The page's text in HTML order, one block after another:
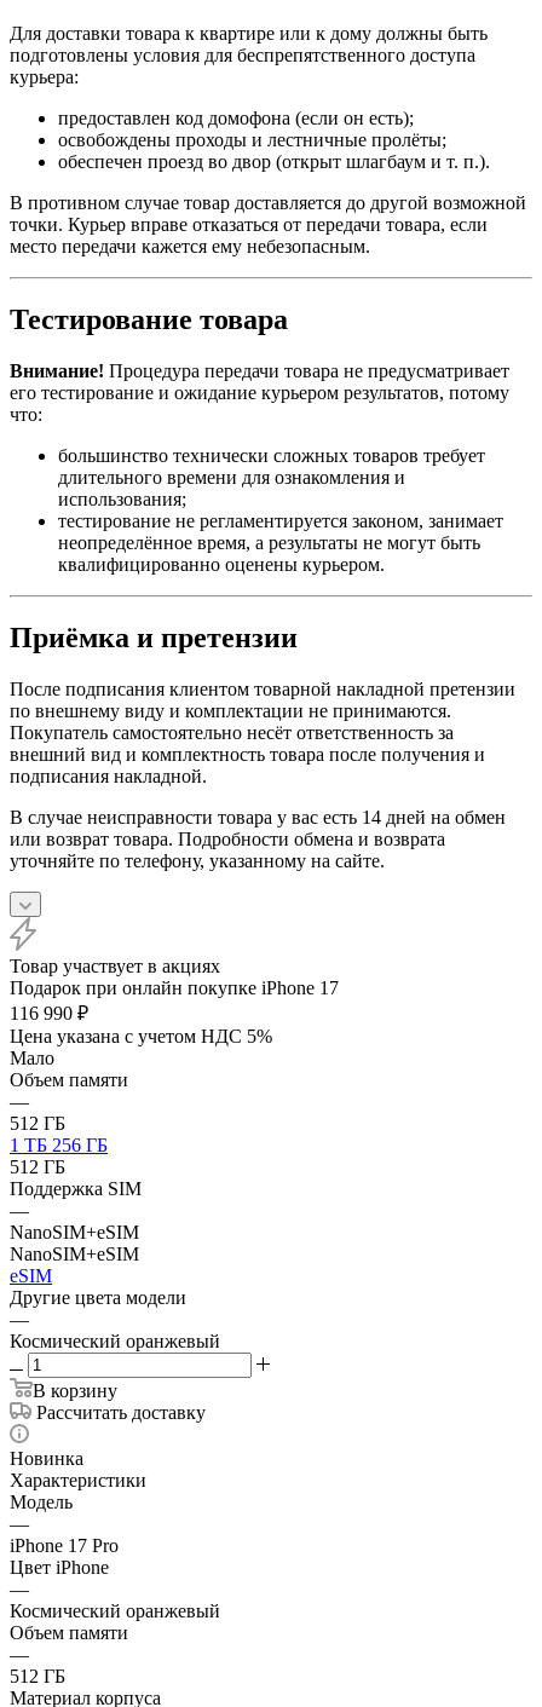
Для доставки товара к квартире или к дому должны быть
подготовлены условия для беспрепятственного доступа
курьера:
предоставлен код домофона (если он есть);
освобождены проходы и лестничные пролёты;
обеспечен проезд во двор (открыт шлагбаум и т. п.).
В противном случае товар доставляется до другой возможной
точки. Курьер вправе отказаться от передачи товара, если
место передачи кажется ему небезопасным.
Тестирование товара
Внимание! Процедура передачи товара не предусматривает
его тестирование и ожидание курьером результатов, потому
что:
большинство технически сложных товаров требует
длительного времени для ознакомления и
использования;
тестирование не регламентируется законом, занимает
неопределённое время, а результаты не могут быть
квалифицированно оценены курьером.
Приёмка и претензии
После подписания клиентом товарной накладной претензии
по внешнему виду и комплектации не принимаются.
Покупатель самостоятельно несёт ответственность за
внешний вид и комплектность товара после получения и
подписания накладной.
В случае неисправности товара у вас есть 14 дней на обмен
или возврат товара. Подробности обмена и возврата
уточняйте по телефону, указанному на сайте.
Товар участвует в акциях
Подарок при онлайн покупке iPhone 17
116 990 ₽
Цена указана с учетом НДС 5%
Мало
Объем памяти
—
512 ГБ
1 ТБ 256 ГБ
512 ГБ
Поддержка SIM
—
NanoSIM+eSIM
NanoSIM+eSIM
eSIM
Другие цвета модели
—
Космический оранжевый
В корзину
Рассчитать доставку
Новинка
Характеристики
Модель
—
iPhone 17 Pro
Цвет iPhone
—
Космический оранжевый
Объем памяти
—
512 ГБ
Материал корпуса